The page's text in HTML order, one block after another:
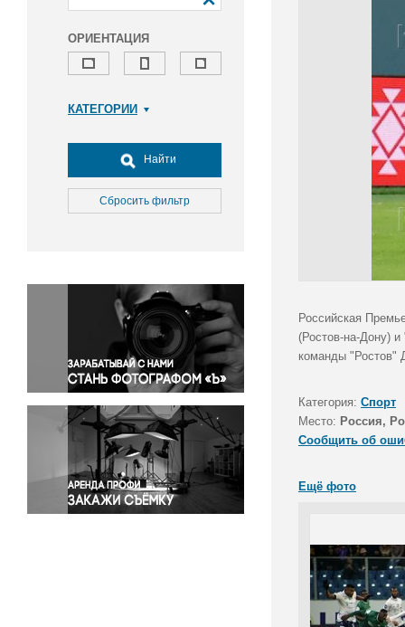
ОРИЕНТАЦИЯ
КАТЕГОРИИ
Досуг, туризм и отдых
Культура
Медицина
Окружающая среда
Политика
Правосудие
Происшествия и конфликты
Религия
Светская жизнь
Спорт
Экология
Экономика и бизнес
Найти
Сбросить фильтр
Российская
(Ростов-на-Дону)
команды "Ростов"
Категория: Спорт
Место: Россия,
Сообщить об
Ещё фото